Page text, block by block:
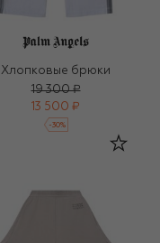
Хлопковые брюки
19 300 ₽
13 500 ₽
-30%